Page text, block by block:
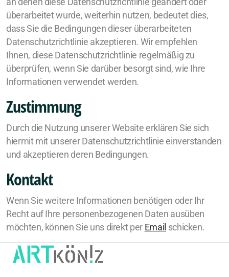
an denen diese Datenschutzrichtlinie geändert oder
überarbeitet wurde, weiterhin nutzen, bedeutet dies,
dass Sie die Bedingungen dieser überarbeiteten
Datenschutzrichtlinie akzeptieren. Wir empfehlen
Ihnen, diese Datenschutzrichtlinie regelmäßig zu
überprüfen, wenn Sie darüber besorgt sind, wie Ihre
Informationen verwendet werden.
Zustimmung
Durch die Nutzung unserer Website erklären Sie sich
hiermit mit unserer Datenschutzrichtlinie einverstanden
und akzeptieren deren Bedingungen.
Kontakt
Wenn Sie weitere Informationen benötigen oder Ihr
Recht auf Ihre personenbezogenen Daten ausüben
möchten, können Sie uns direkt per Email schicken.